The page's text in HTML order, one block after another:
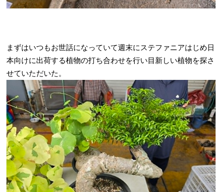
まずはいつもお世話になっていて週末にステファニアはじめ日
本向けに出荷する植物の打ち合わせを行い目新しい植物を探さ
せていただいた。